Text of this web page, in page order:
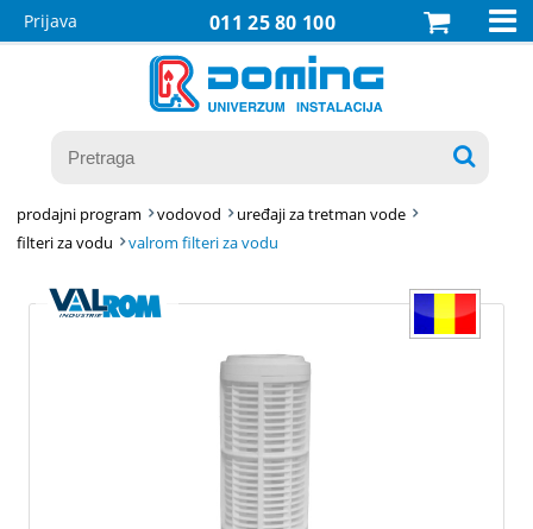
011 25 80 100
Prijava 

prodajni program vodovod
uređaji za tretman vode
filteri za vodu
valrom filteri za vodu